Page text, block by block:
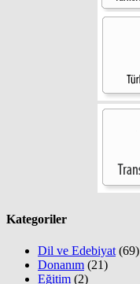
Kategoriler
Dil ve Edebiyat (69)
Donanım (21)
Eğitim (2)